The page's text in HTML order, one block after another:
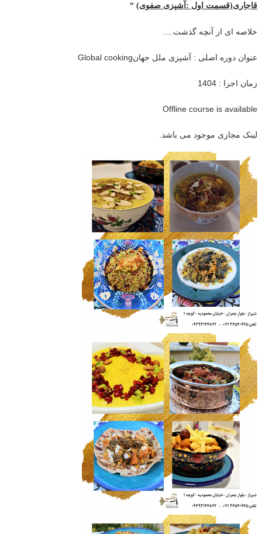
قاجاری(قسمت اول :آشپزی صفوی) “
خلاصه ای از آنچه گذشت
عنوان دوره اصلی : آشپزی ملل جهانGlobal cooking
زمان اجرا : 1404
Offline course is available
لینک مجازی موجود می باشد